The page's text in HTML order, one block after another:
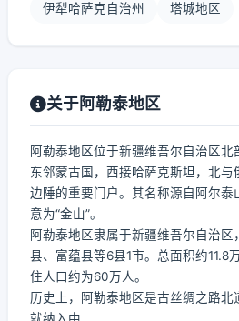
伊犁哈萨克自治州 塔城地区
关于阿勒泰地区
阿勒泰地区位于新疆维吾尔自治区北
东邻蒙古国，西接哈萨克斯坦，北
边陲的重要门户。其名称源自阿尔泰
意为“金山”。
阿勒泰地区隶属于新疆维吾尔自治
县、富蕴县等6县1市。总面积约11.8
住人口约为60万人。
历史上，阿勒泰地区是古丝绸之路北